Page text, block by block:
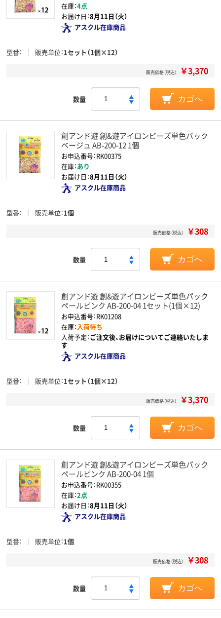
在庫：4点
お届け日：8月11日（火）
アスクル在庫商品
型番 販売単位 1セット（1個×12）
販売価格（税込） ￥3,370
数量 カゴへ
創アンド遊 創&遊アイロンビーズ単色パック
ベージュ AB-200-12 1個
お申込番号：RK00375
在庫：あり
お届け日：8月11日（火）
アスクル在庫商品
型番 販売単位 1個
販売価格（税込） ￥308
数量 カゴへ
創アンド遊 創&遊アイロンビーズ単色パック
ペールピンク AB-200-04 1セット(1個×12)
お申込番号：RK01208
在庫：入荷待ち
入荷予定：ご注文後、お届けについてご連絡いたしま
す
アスクル在庫商品
型番 販売単位 1セット（1個×12）
販売価格（税込） ￥3,370
数量 カゴへ
創アンド遊 創&遊アイロンビーズ単色パック
ペールピンク AB-200-04 1個
お申込番号：RK00355
在庫：2点
お届け日：8月11日（火）
アスクル在庫商品
型番 販売単位 1個
販売価格（税込） ￥308
数量 カゴへ